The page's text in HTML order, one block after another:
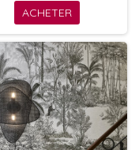
ACHETER